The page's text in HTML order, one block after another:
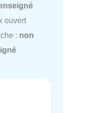
ouvert
: non